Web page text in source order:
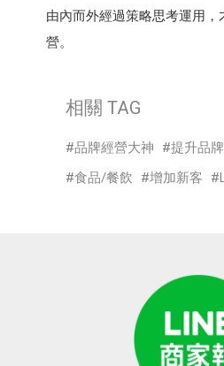
由內而外經過策略思考運用
營。
相關 TAG
品牌經營大神
提升品
食品/餐飲
增加新客